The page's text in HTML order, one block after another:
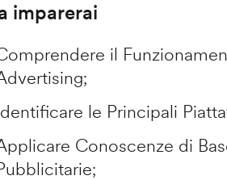
imparerai
il
le Principali
Conoscenze di